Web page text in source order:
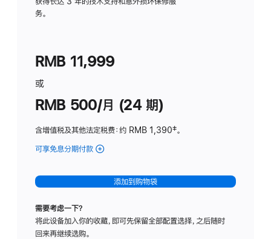
务。
RMB 11,999
或
RMB 500/月 (24 期)
含增值税及其他法定税费：约 RMB 1,390脚
‡。
可享免息分期付款 (Studio
-
标
璃
添加到购物袋
需要考虑一下？
将此设备加入你的收藏，即可先保留全部配置选择，之后随时
回来再继续选购。